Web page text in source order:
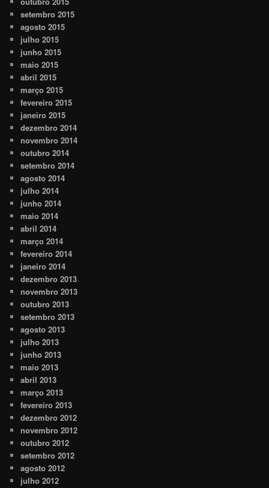
setembro 2015
agosto 2015
julho 2015
junho 2015
maio 2015
abril 2015
março 2015
fevereiro 2015
janeiro 2015
dezembro 2014
novembro 2014
outubro 2014
setembro 2014
agosto 2014
julho 2014
junho 2014
maio 2014
abril 2014
março 2014
fevereiro 2014
janeiro 2014
dezembro 2013
novembro 2013
outubro 2013
setembro 2013
agosto 2013
julho 2013
junho 2013
maio 2013
abril 2013
março 2013
fevereiro 2013
dezembro 2012
novembro 2012
outubro 2012
setembro 2012
agosto 2012
julho 2012